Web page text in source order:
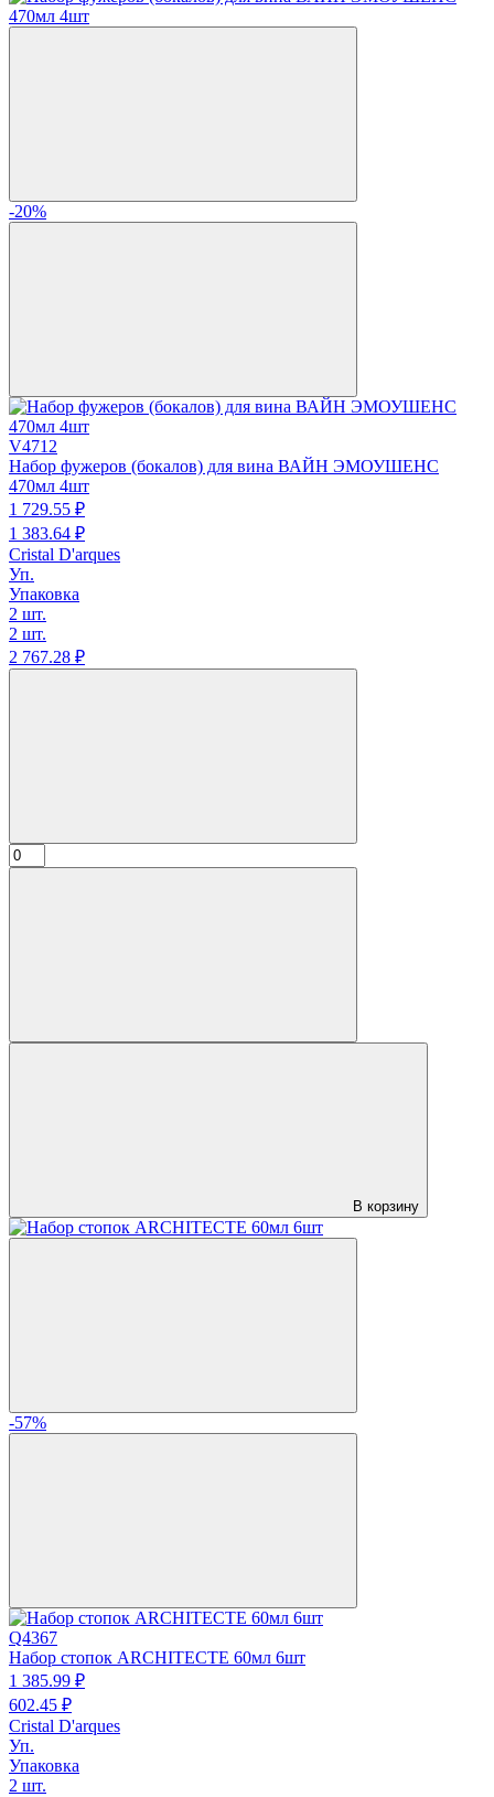
-20%
V4712
Набор фужеров (бокалов) для вина ВАЙН ЭМОУШЕНС
470мл 4шт
1 729.55 ₽
1 383.64 ₽
Cristal D'arques
Уп.
Упаковка
2 шт.
2 шт.
2 767.28 ₽
В корзину
-57%
Q4367
Набор стопок ARCHITECTE 60мл 6шт
1 385.99 ₽
602.45 ₽
Cristal D'arques
Уп.
Упаковка
2 шт.